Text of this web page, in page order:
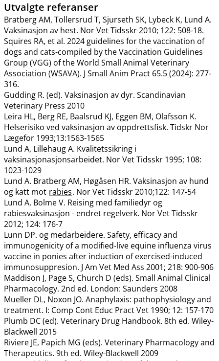
Utvalgte referanser
Bratberg AM, Tollersrud T, Sjurseth SK, Lybeck K, Lund A.
Vaksinasjon av hest. Nor Vet Tidsskr 2010; 122: 508-18.
Squires RA, et al. 2024 guidelines for the vaccination of
dogs and cats-compiled by the Vaccination Guidelines
Group (VGG) of the World Small Animal Veterinary
Association (WSAVA). J Small Anim Pract 65.5 (2024): 277-
316.
Gudding R. (ed). Vaksinasjon av dyr. Scandinavian
Veterinary Press 2010
Leira HL, Berg RE, Baalsrud KJ, Eggen BM, Olafsson K.
Helserisiko ved vaksinasjon av oppdrettsfisk. Tidskr Nor
Lægefor 1993;13:1563-1565
Lund A, Lillehaug A. Kvalitetssikring i
vaksinasjonasjonsarbeidet. Nor Vet Tidsskr 1995; 108:
1023-1029
Lund A. Bratberg AM, Høgåsen HR. Vaksinasjon av hund
og katt mot rabies. Nor Vet Tidsskr 2010;122: 147-54
Lund A, Bolme V. Reising med familiedyr og
rabiesvaksinasjon - endret regelverk. Nor Vet Tidsskr
2012; 124: 176-7
Lunn DP. og medarbeidere. Safety, efficacy and
immunogenicity of a modified-live equine influenza virus
vaccine in ponies after induction of exercised-induced
immunosuppresion. J Am Vet Med Ass 2001; 218: 900-906
Maddison J, Page S, Church D (eds). Small Animal Clinical
Pharmacology. 2nd ed. London: Saunders 2008
Mueller DL, Noxon JO. Anaphylaxis: pathophysiology and
treatment. I: Comp Cont Educ Pract Vet 1990; 12: 157-170
Plumb DC (ed). Veterinary Drug Handbook. 8th ed. Wiley-
Blackwell 2015
Riviere JE, Papich MG (eds). Veterinary Pharmacology and
Therapeutics. 9th ed. Wiley-Blackwell 2009